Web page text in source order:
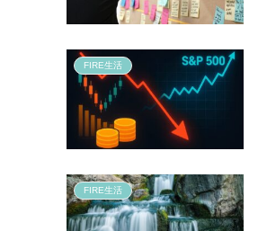
FIRE生活
FIRE生活